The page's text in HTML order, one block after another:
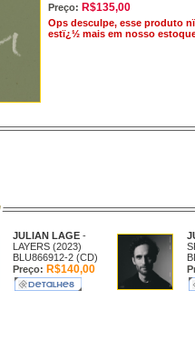
Preço: R$135,00
Ops desculpe, esse produto
estï¿½ mais em nosso
JULIAN LAGE -
LAYERS (2023)
BLU866912-2 (CD)
Preço: R$140,00